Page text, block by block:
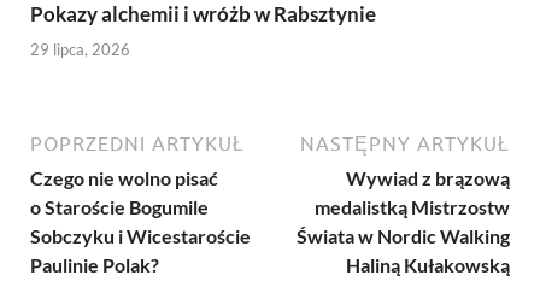
Pokazy alchemii i wróżb w Rabsztynie
29 lipca, 2026
POPRZEDNI ARTYKUŁ
Czego nie wolno pisać
o Staroście Bogumile
Sobczyku i Wicestaroście
Paulinie Polak?
NASTĘPNY ARTYKUŁ
Wywiad z brązową
medalistką Mistrzostw
Świata w Nordic Walking
Haliną Kułakowską